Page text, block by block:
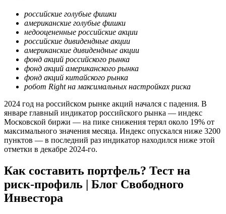
российские голубые фишки
американские голубые фишки
недооцененные российские акции
российские дивидендные акции
американские дивидендные акции
фонд акций российского рынка
фонд акций американского рынка
фонд акций китайского рынка
робот Right на максимальных настройках риска
2024 год на российском рынке акций начался с падения. В
январе главный индикатор российского рынка — индекс
Московской биржи — на пике снижения терял около 19% от
максимального значения месяца. Индекс опускался ниже 3200
пунктов — в последний раз индикатор находился ниже этой
отметки в декабре 2024-го.
Как составить портфель? Тест на
риск-профиль | Блог Свободного
Инвестора